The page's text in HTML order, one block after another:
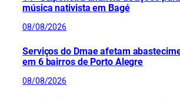
música nativista em Bagé
08/08/2026
Serviços do Dmae afetam
em 6 bairros de Porto Alegre
08/08/2026